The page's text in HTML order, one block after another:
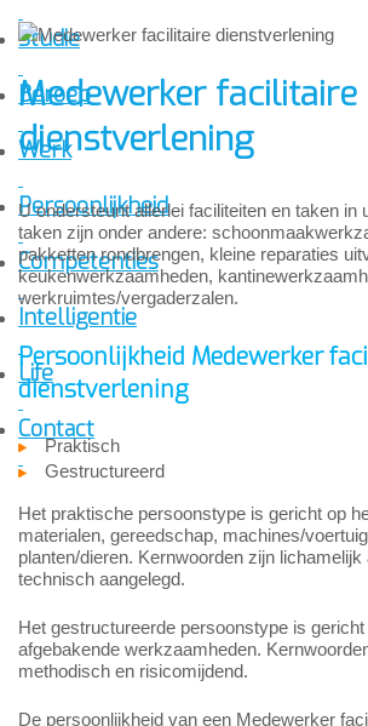
Studie
Beroep
Werk
Persoonlijkheid
Competenties
Intelligentie
Life
Contact
Medewerker facilitaire
dienstverlening
U ondersteunt allerlei faciliteiten en taken in
taken zijn onder andere:
pakketten rondbrengen, kleine reparaties
keukenwerkzaamheden,
werkruimtes/vergaderzalen.
Persoonlijkheid Medewerker
dienstverlening
Praktisch
Gestructureerd
Het praktische persoonstype is gericht op
materialen, gereedschap, machines/
planten/dieren. Kernwoorden zijn
technisch aangelegd.
Het gestructureerde persoonstype is gericht
afgebakende werkzaamheden.
methodisch en risicomijdend.
De persoonlijkheid van een Medewerker